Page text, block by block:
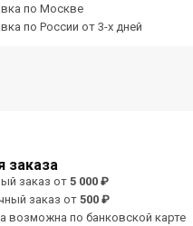
по Москве
по России от 3-х дней
заказа
заказ от 5 000 ₽
заказ от500 ₽
возможна по банковской карте